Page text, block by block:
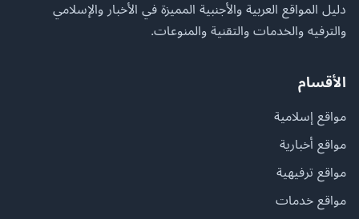
دليل المواقع العربية والأجنبية المميزة في الأخبار والإسلامي
والترفيه والخدمات والتقنية والمنوعات.
الأقسام
مواقع إسلامية
مواقع أخبارية
مواقع ترفيهية
مواقع خدمات